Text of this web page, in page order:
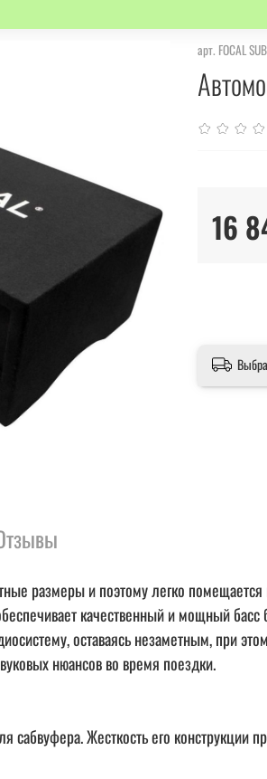
арт. FOCAL
16
размеры и поэтому легко
качественный и мощный
оставаясь незаметным, при
нюансов во время поездки.
Жесткость его конструкции